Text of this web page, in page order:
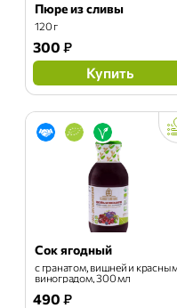
Пюре из сливы
120 г
300 ₽
Купить
Сок ягодный
с гранатом, вишней и
виноградом, 300 мл
490 ₽